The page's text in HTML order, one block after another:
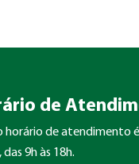
de
horário de atendimento
das 9h às 18h.